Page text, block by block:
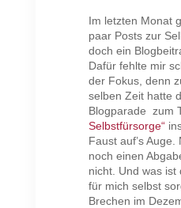
Im letzten Monat
paar Posts zur
doch ein
Dafür fehlte mir
der Fokus, denn
selben Zeit hatte
Blogparade zum
Selbstfürsorge“
Faust auf’s
noch einen
nicht. Und was ist
für mich selbst
Brechen im